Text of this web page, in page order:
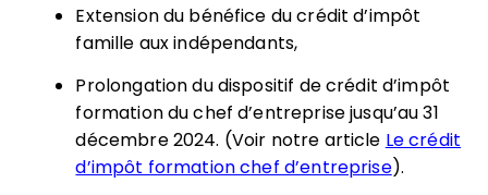
Extension du bénéfice du crédit d’impôt
famille aux indépendants,
Prolongation du dispositif de crédit d’impôt
formation du chef d’entreprise jusqu’au 31
décembre 2024. (Voir notre article Le crédit
d’impôt formation chef d’entreprise).